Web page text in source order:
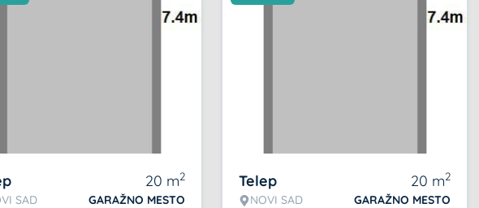
SAD
20 m2
GARAŽNO MESTO
Telep
NOVI SAD
20 m2
GARAŽNO MESTO